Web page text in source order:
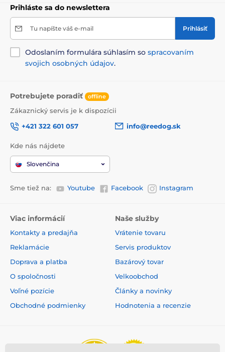
Prihláste sa do newslettera
Tu napíšte váš e-mail Prihlásiť
Odoslaním formulára súhlasím so spracovaním
svojich osobných údajov.
Potrebujete poradiť offline
Zákaznický servis je k dispozícii
+421 322 601 057
info@reedog.sk
Kde nás nájdete
Slovenčina
Sme tiež na: Youtube Facebook Instagram
Viac informácií
Kontakty a predajňa
Reklamácie
Doprava a platba
O spoločnosti
Voľné pozície
Obchodné podmienky
Naše služby
Vrátenie tovaru
Servis produktov
Bazárový tovar
Velkoobchod
Články a novinky
Hodnotenia a recenzie